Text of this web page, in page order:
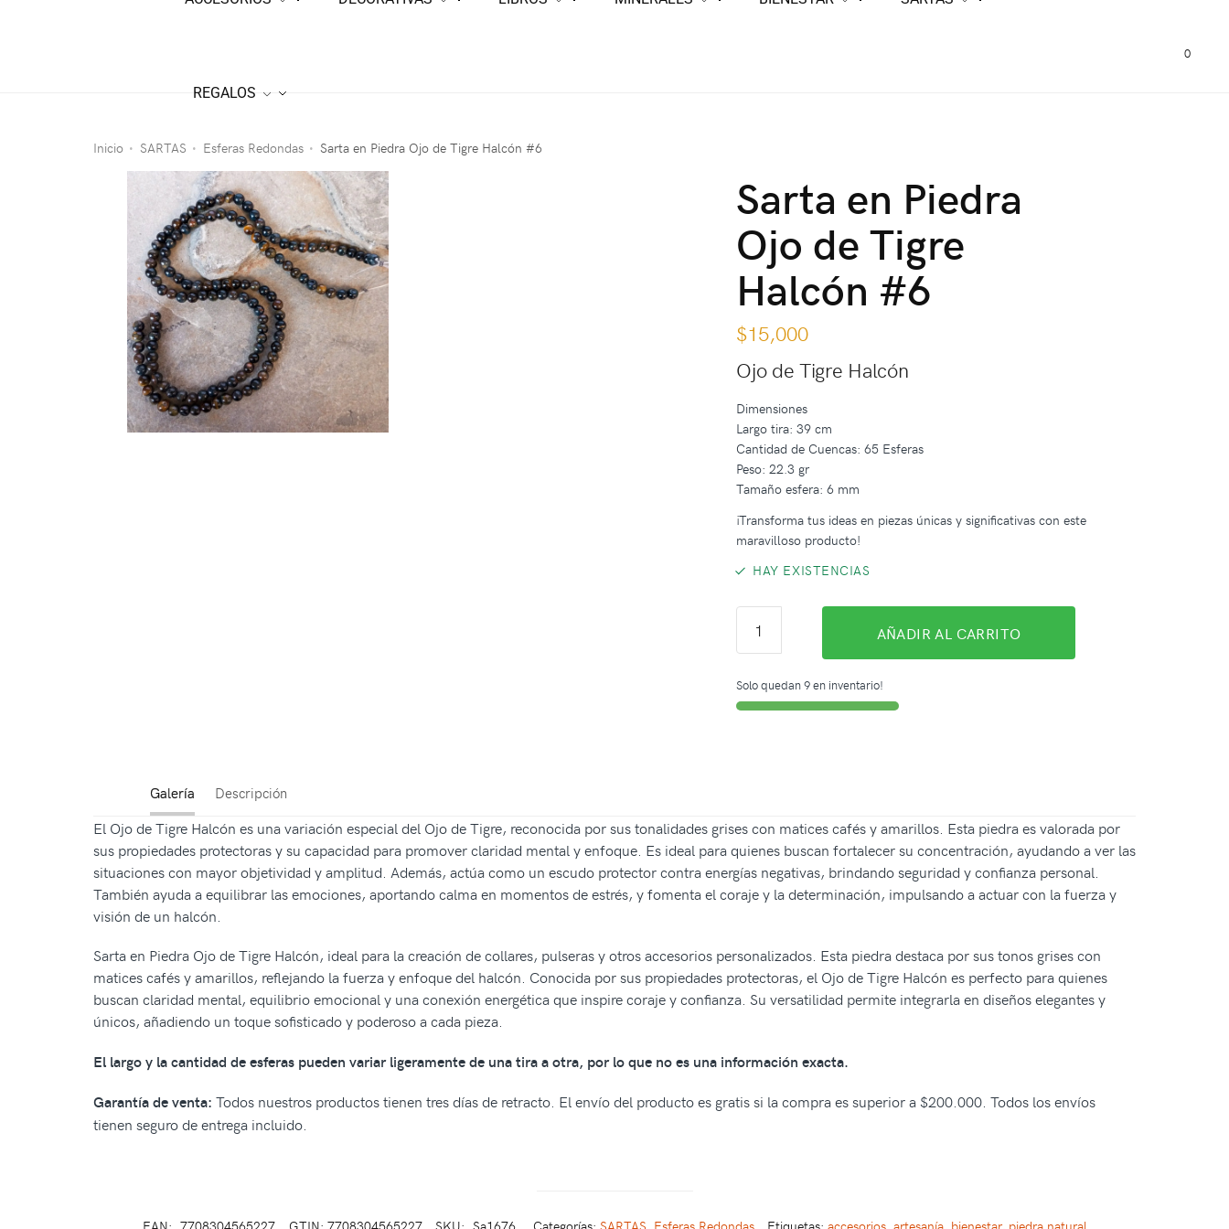
REGALOS
0
Inicio • SARTAS • Esferas Redondas • Sarta en Piedra Ojo de Tigre Halcón #6
Sarta en Piedra
Ojo de Tigre
Halcón #6
$15,000
Ojo de Tigre Halcón
Dimensiones
Largo tira: 39 cm
Cantidad de Cuencas: 65 Esferas
Peso: 22.3 gr
Tamaño esfera: 6 mm
¡Transforma tus ideas en piezas únicas y significativas con este
maravilloso producto!
HAY EXISTENCIAS
AÑADIR AL CARRITO
Solo quedan 9 en inventario!
Galería Descripción
El Ojo de Tigre Halcón es una variación especial del Ojo de Tigre, reconocida por sus tonalidades grises con matices cafés y amarillos. Esta piedra es valorada por
sus propiedades protectoras y su capacidad para promover claridad mental y enfoque. Es ideal para quienes buscan fortalecer su concentración, ayudando a ver las
situaciones con mayor objetividad y amplitud. Además, actúa como un escudo protector contra energías negativas, brindando seguridad y confianza personal.
También ayuda a equilibrar las emociones, aportando calma en momentos de estrés, y fomenta el coraje y la determinación, impulsando a actuar con la fuerza y
visión de un halcón.
Sarta en Piedra Ojo de Tigre Halcón, ideal para la creación de collares, pulseras y otros accesorios personalizados. Esta piedra destaca por sus tonos grises con
matices cafés y amarillos, reflejando la fuerza y enfoque del halcón. Conocida por sus propiedades protectoras, el Ojo de Tigre Halcón es perfecto para quienes
buscan claridad mental, equilibrio emocional y una conexión energética que inspire coraje y confianza. Su versatilidad permite integrarla en diseños elegantes y
únicos, añadiendo un toque sofisticado y poderoso a cada pieza.
El largo y la cantidad de esferas pueden variar ligeramente de una tira a otra, por lo que no es una información exacta.
Garantía de venta: Todos nuestros productos tienen tres días de retracto. El envío del producto es gratis si la compra es superior a $200.000. Todos los envíos
tienen seguro de entrega incluido.